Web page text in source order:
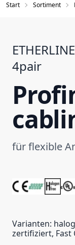
Start Sortiment
4pair
für flexible
Varianten:
zertifiziert, Fast